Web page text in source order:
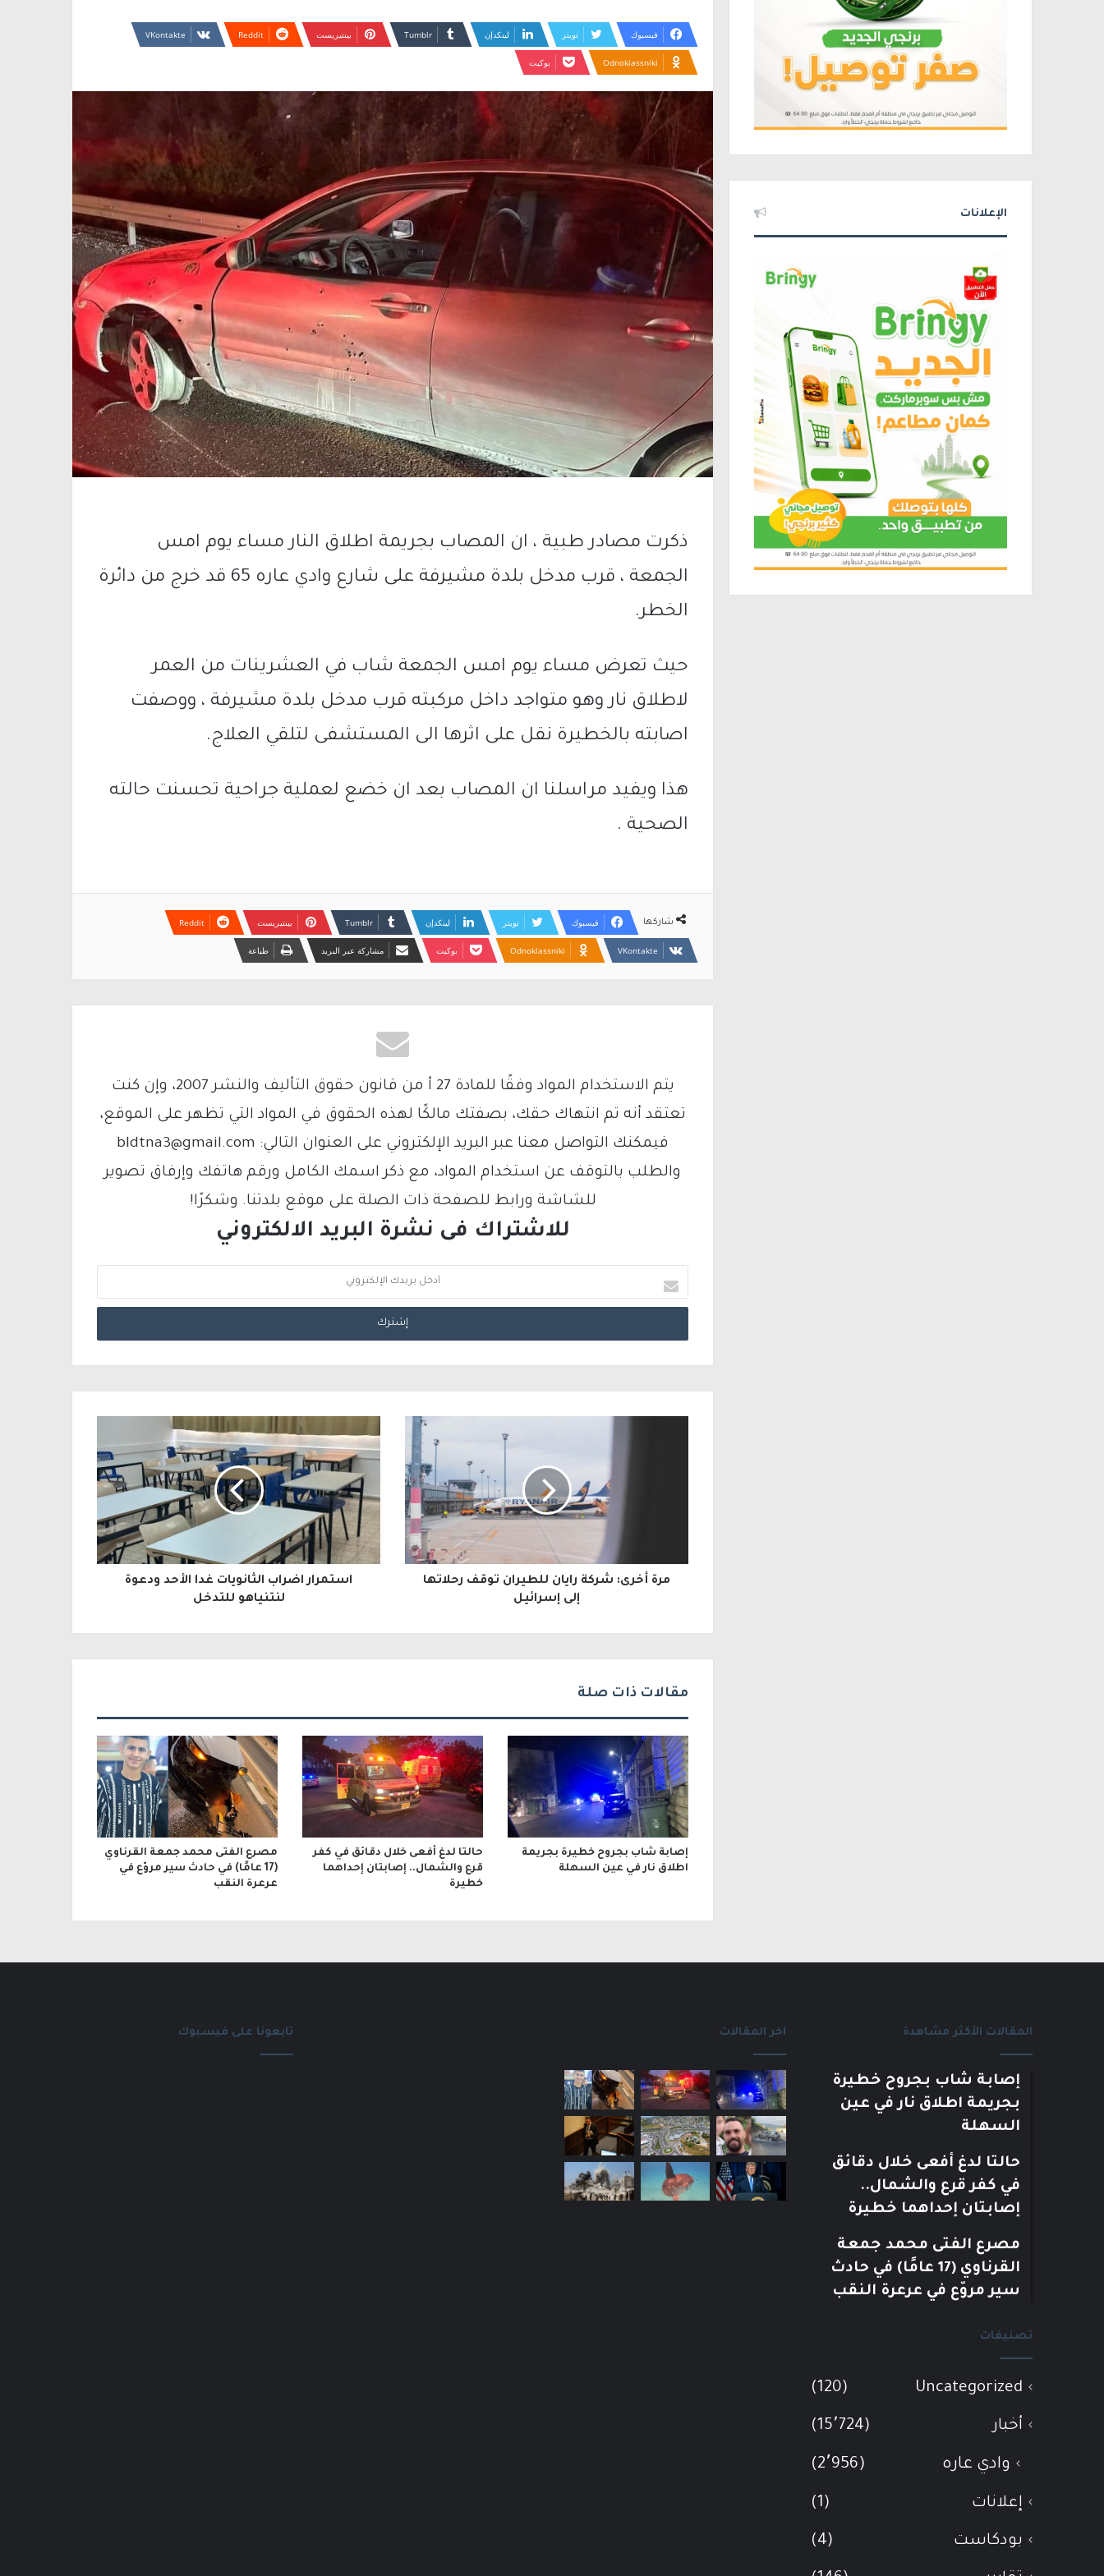
فيسبوك تويتر لينكدإن بينتيريست
Odnoklassniki بوكيت
ذكرت مصادر طبية ، ان المصاب بجريمة اطلاق النار مساء يوم امس
الجمعة ، قرب مدخل بلدة مشيرفة على شارع وادي عاره 65 قد خرج من دائرة
الخطر.
حيث تعرض مساء يوم امس الجمعة شاب في العشرينات من العمر
لاطلاق نار وهو متواجد داخل مركبته قرب مدخل بلدة مشيرفة ، ووصفت
اصابته بالخطيرة نقل على اثرها الى المستشفى لتلقي العلاج.
هذا ويفيد مراسلنا ان المصاب بعد ان خضع لعملية جراحية تحسنت حالته
الصحية .
شاركها فيسبوك تويتر لينكدإن بينتيريست
Odnoklassniki بوكيت مشاركة عبر البريد طباعة
يتم الاستخدام المواد وفقًا للمادة 27 أ من قانون حقوق التأليف والنشر 2007، وإن كنت
تعتقد أنه تم انتهاك حقك، بصفتك مالكًا لهذه الحقوق في المواد التي تظهر على الموقع،
فيمكنك التواصل معنا عبر البريد الإلكتروني على العنوان التالي: bldtna3@gmail.com
والطلب بالتوقف عن استخدام المواد، مع ذكر اسمك الكامل ورقم هاتفك وإرفاق تصوير
للشاشة ورابط للصفحة ذات الصلة على موقع بلدتنا. وشكرًا!
للاشتراك فى نشرة البريد الالكتروني
د
خ
ل
ب
ل
و
ن
ي
مرة أخرى: شركة رايان للطيران توقف رحلاتها
إلى إسرائيل
استمرار اضراب الثانويات غدا الأحد ودعوة
لنتنياهو للتدخل
مقالات ذات صلة
إصابة شاب بجروح خطيرة بجريمة
اطلاق نار في عين السهلة
حالتا لدغ أفعى خلال دقائق في كفر
قرع والشمال.. إصابتان إحداهما
خطيرة
مصرع الفتى محمد جمعة القرناوي
(17 عامًا) في حادث سير مروّع في
عرعرة النقب
الإعلانات
المقالات الأكثر مشاهدة
إصابة شاب بجروح خطيرة
بجريمة اطلاق نار في عين
السهلة
حالتا لدغ أفعى خلال دقائق
في كفر قرع والشمال..
إصابتان إحداهما خطيرة
مصرع الفتى محمد جمعة
القرناوي (17 عامًا) في حادث
سير مروّع في عرعرة النقب
تصنيفات
Uncategorized
(120)
أخبار (15٬724)
وادي عاره (2٬956)
إعلانات (1)
بودكاست (4)
اخر المقالات تابعونا على فيسبوك